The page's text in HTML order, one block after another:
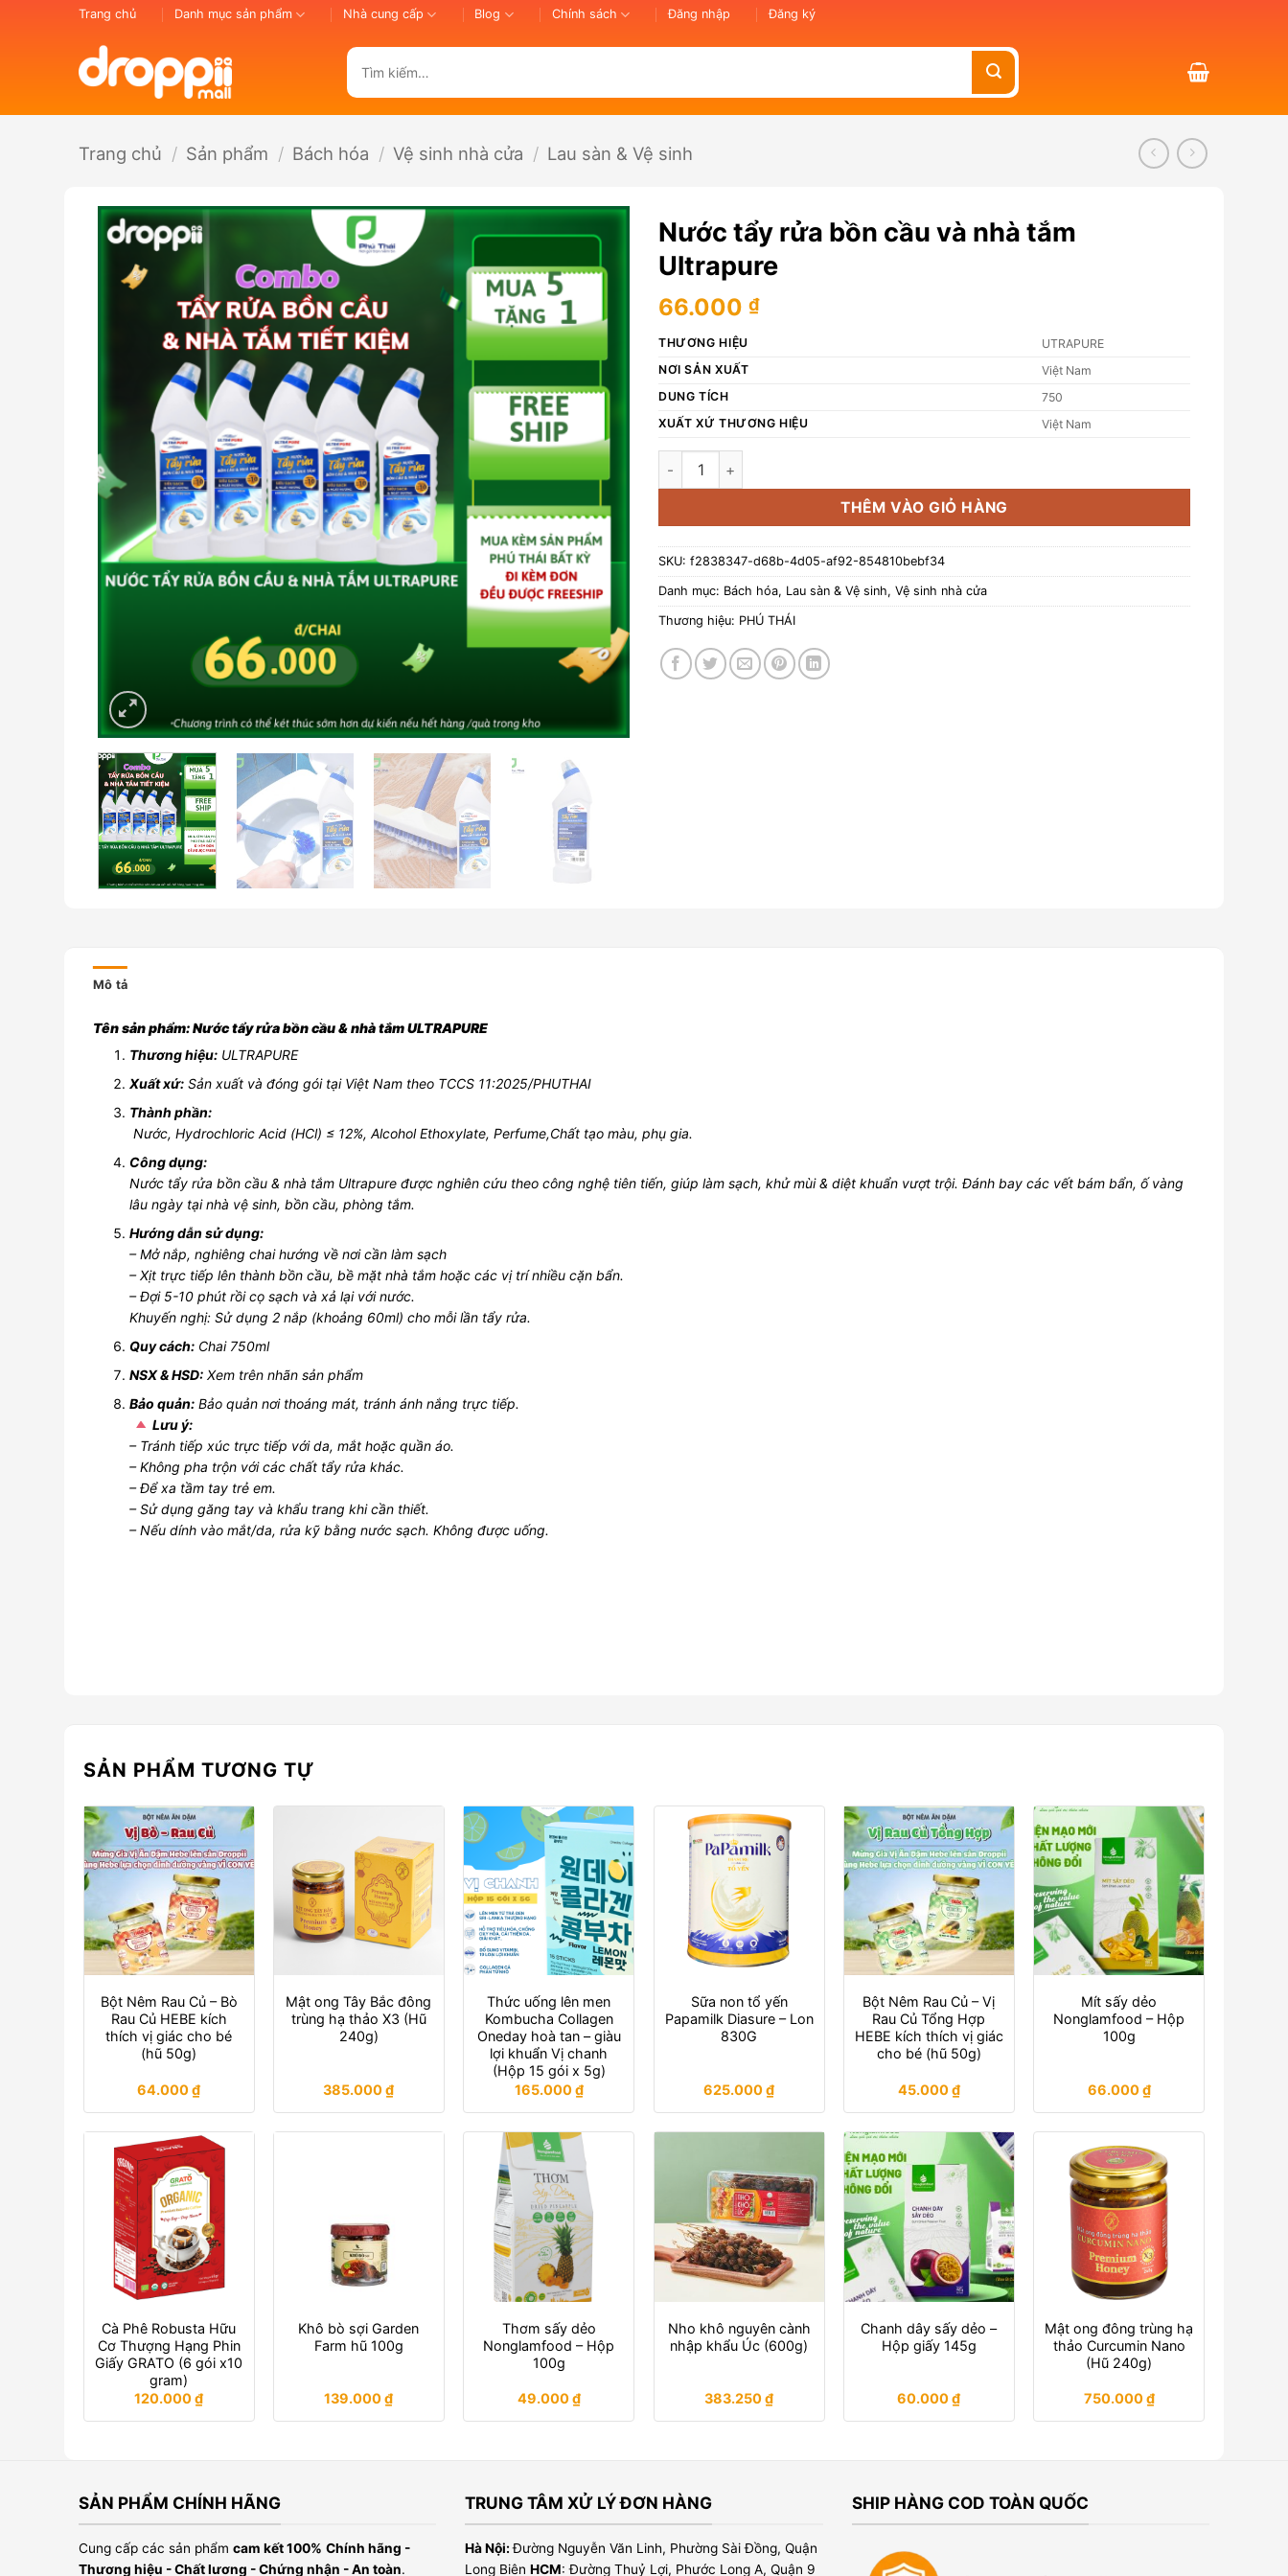
Trang chủ Danh mục sản phẩm Nhà cung cấp Blog Chính sách Đăng nhập Đăng ký
kiếm:
Trang chủ / Sản phẩm / Bách hóa / Vệ sinh nhà cửa / Lau sàn & Vệ sinh
Nước tẩy rửa bồn cầu và nhà tắm
Ultrapure
66.000 ₫
THƯƠNG HIỆU
UTRAPURE
NƠI SẢN XUẤT
Việt Nam
DUNG TÍCH
750
XUẤT XỨ THƯƠNG HIỆU
Việt Nam
Nước tẩy rửa bồn cầu và nhà tắm Ultrapure số lượng
THÊM VÀO GIỎ HÀNG
SKU: f2838347-d68b-4d05-af92-854810bebf34
Danh mục: Bách hóa, Lau sàn & Vệ sinh, Vệ sinh nhà cửa
Thương hiệu: PHÚ THÁI
Mô tả
Tên sản phẩm: Nước tẩy rửa bồn cầu & nhà tắm ULTRAPURE
Thương hiệu: ULTRAPURE
Xuất xứ: Sản xuất và đóng gói tại Việt Nam theo TCCS 11:2025/PHUTHAI
Thành phần:
Nước, Hydrochloric Acid (HCl) ≤ 12%, Alcohol Ethoxylate, Perfume,Chất tạo màu, phụ gia.
Công dụng:
Nước tẩy rửa bồn cầu & nhà tắm Ultrapure được nghiên cứu theo công nghệ tiên tiến, giúp làm sạch, khử mùi & diệt khuẩn vượt trội. Đánh bay các vết bám bẩn, ố vàng
lâu ngày tại nhà vệ sinh, bồn cầu, phòng tắm.
Hướng dẫn sử dụng:
– Mở nắp, nghiêng chai hướng về nơi cần làm sạch
– Xịt trực tiếp lên thành bồn cầu, bề mặt nhà tắm hoặc các vị trí nhiều cặn bẩn.
– Đợi 5-10 phút rồi cọ sạch và xả lại với nước.
Khuyến nghị: Sử dụng 2 nắp (khoảng 60ml) cho mỗi lần tẩy rửa.
Quy cách: Chai 750ml
NSX & HSD: Xem trên nhãn sản phẩm
Bảo quản: Bảo quản nơi thoáng mát, tránh ánh nắng trực tiếp.
Lưu ý:
– Tránh tiếp xúc trực tiếp với da, mắt hoặc quần áo.
– Không pha trộn với các chất tẩy rửa khác.
– Để xa tầm tay trẻ em.
– Sử dụng găng tay và khẩu trang khi cần thiết.
– Nếu dính vào mắt/da, rửa kỹ bằng nước sạch. Không được uống.
SẢN PHẨM TƯƠNG TỰ
Bột Nêm Rau Củ – Bò
Rau Củ HEBE kích
thích vị giác cho bé
(hũ 50g)
64.000₫
Mật ong Tây Bắc đông
trùng hạ thảo X3 (Hũ
240g)
385.000₫
Thức uống lên men
Kombucha Collagen
Oneday hoà tan – giàu
lợi khuẩn Vị chanh
(Hộp 15 gói x 5g)
165.000₫
Sữa non tổ yến
Papamilk Diasure – Lon
830G
625.000₫
Bột Nêm Rau Củ – Vị
Rau Củ Tổng Hợp
HEBE kích thích vị giác
cho bé (hũ 50g)
45.000₫
Mít sấy dẻo
Nonglamfood – Hộp
100g
66.000₫
Cà Phê Robusta Hữu
Cơ Thượng Hạng Phin
Giấy GRATO (6 gói x10
gram)
120.000₫
Khô bò sợi Garden
Farm hũ 100g
139.000₫
Thơm sấy dẻo
Nonglamfood – Hộp
100g
49.000₫
Nho khô nguyên cành
nhập khẩu Úc (600g)
383.250₫
Chanh dây sấy dẻo –
Hộp giấy 145g
60.000₫
Mật ong đông trùng hạ
thảo Curcumin Nano
(Hũ 240g)
750.000₫
SẢN PHẨM CHÍNH HÃNG
Cung cấp các sản phẩm cam kết 100% Chính hãng -
Thương hiệu - Chất lương - Chứng nhận - An toàn.
TRUNG TÂM XỬ LÝ ĐƠN HÀNG
Hà Nội:Đường Nguyễn Văn Linh, Phường Sài Đồng, Quận
Long BiênHCM: Đường Thuỷ Lợi, Phước Long A, Quận 9
SHIP HÀNG COD TOÀN QUỐC